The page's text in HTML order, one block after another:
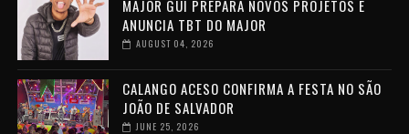
MAJOR GUI PREPARA NOVOS PROJETOS E
ANUNCIA TBT DO MAJOR
AUGUST 04, 2026
CALANGO ACESO CONFIRMA A FESTA NO SÃO
JOÃO DE SALVADOR
JUNE 25, 2026